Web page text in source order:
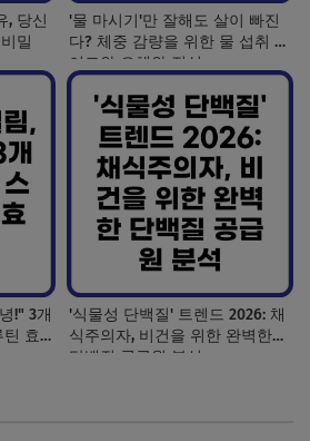
, 당신
밀
'물 마시기'만 잘해도 살이 빠진
다? 체중 감량을 위한 물 섭취 가
이드와 오해와 진실
!" 3개
효
'식물성 단백질' 트렌드 2026: 채
식주의자, 비건을 위한 완벽한
단백질 공급원 분석